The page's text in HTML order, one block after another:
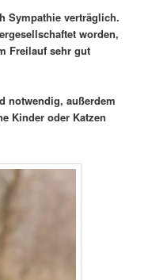
Sympathie verträglich.
worden,
Freilauf sehr gut
notwendig, außerdem
Kinder oder Katzen